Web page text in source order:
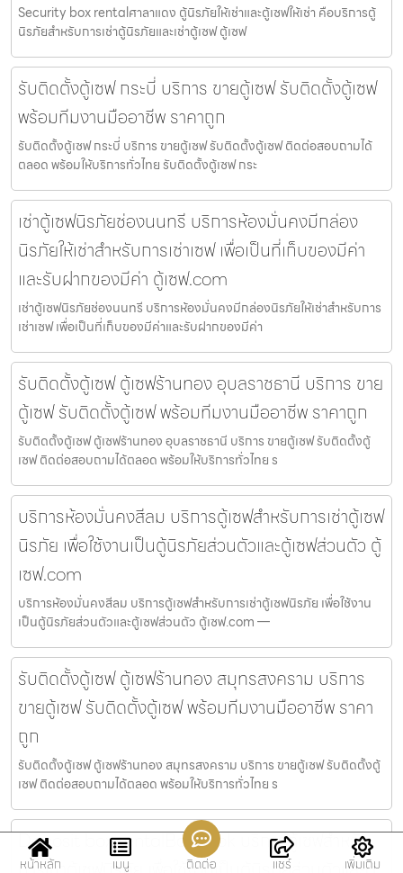
Security box rentalศาลาแดง ตู้นิรภัยให้เช่าและตู้เซฟให้เช่า คือบริการตู้
นิรภัยสำหรับการเช่าตู้นิรภัยและเช่าตู้เซฟ ตู้เซฟ
รับติดตั้งตู้เซฟ กระบี่ บริการ ขายตู้เซฟ รับติดตั้งตู้เซฟ
พร้อมทีมงานมืออาชีพ ราคาถูก
รับติดตั้งตู้เซฟ กระบี่ บริการ ขายตู้เซฟ รับติดตั้งตู้เซฟ ติดต่อสอบถามได้
ตลอด พร้อมให้บริการทั่วไทย รับติดตั้งตู้เซฟ กระ
เช่าตู้เซฟนิรภัยช่องนนทรี บริการห้องมั่นคงมีกล่อง
นิรภัยให้เช่าสำหรับการเช่าเซฟ เพื่อเป็นที่เก็บของมีค่า
และรับฝากของมีค่า ตู้เซฟ.com
เช่าตู้เซฟนิรภัยช่องนนทรี บริการห้องมั่นคงมีกล่องนิรภัยให้เช่าสำหรับการ
เช่าเซฟ เพื่อเป็นที่เก็บของมีค่าและรับฝากของมีค่า
รับติดตั้งตู้เซฟ ตู้เซฟร้านทอง อุบลราชธานี บริการ ขาย
ตู้เซฟ รับติดตั้งตู้เซฟ พร้อมทีมงานมืออาชีพ ราคาถูก
รับติดตั้งตู้เซฟ ตู้เซฟร้านทอง อุบลราชธานี บริการ ขายตู้เซฟ รับติดตั้งตู้
เซฟ ติดต่อสอบถามได้ตลอด พร้อมให้บริการทั่วไทย ร
บริการห้องมั่นคงสีลม บริการตู้เซฟสำหรับการเช่าตู้เซฟ
นิรภัย เพื่อใช้งานเป็นตู้นิรภัยส่วนตัวและตู้เซฟส่วนตัว ตู้
เซฟ.com
บริการห้องมั่นคงสีลม บริการตู้เซฟสำหรับการเช่าตู้เซฟนิรภัย เพื่อใช้งาน
เป็นตู้นิรภัยส่วนตัวและตู้เซฟส่วนตัว ตู้เซฟ.com —
รับติดตั้งตู้เซฟ ตู้เซฟร้านทอง สมุทรสงคราม บริการ
ขายตู้เซฟ รับติดตั้งตู้เซฟ พร้อมทีมงานมืออาชีพ ราคา
ถูก
รับติดตั้งตู้เซฟ ตู้เซฟร้านทอง สมุทรสงคราม บริการ ขายตู้เซฟ รับติดตั้งตู้
เซฟ ติดต่อสอบถามได้ตลอด พร้อมให้บริการทั่วไทย ร
Deposit box rentalBangkok บริการตู้เซฟสำหรับ
หน้าหลัก เมนู ติดต่อ แชร์ เพิ่มเติม